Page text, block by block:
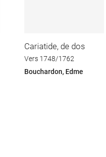
Cariatide, de dos
Vers 1748/1762
Bouchardon, Edme